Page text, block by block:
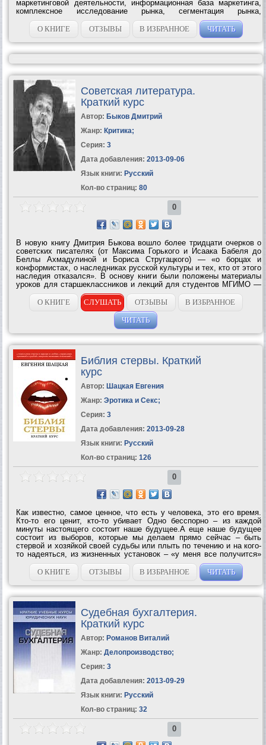
маркетинговой деятельности, информационная база маркетинга,
комплексное исследование рынка, сегментация рынка,
конкурентоспособность продукции, методы ценообразования,
формирование товарной политики и рыночной стратегии,
О КНИГЕ ОТЗЫВЫ В ИЗБРАННОЕ ЧИТАТЬ
Советская литература.
Краткий курс
Автор: Быков Дмитрий
Жанр: Критика;
Серия: 3
Дата добавления: 2013-09-06
Язык книги: Русский
Кол-во страниц: 80
0
В новую книгу Дмитрия Быкова вошло более тридцати очерков о
советских писателях (от Максима Горького и Исаака Бабеля до
Беллы Ахмадулиной и Бориса Стругацкого) — «о борцах и
конформистах, о наследниках русской культуры и тех, кто от этого
наследия отказался». В основу книги были положены материалы
уроков для старшеклассников и лекций для студентов МГИМО —
помимо интенсивной писательской и журналистской работы
Д. Быков ведет и...
О КНИГЕ СЛУШАТЬ ОТЗЫВЫ
В ИЗБРАННОЕ
ЧИТАТЬ
Библия стервы. Краткий
курс
Автор: Шацкая Евгения
Жанр: Эротика и Секс;
Серия: 3
Дата добавления: 2013-09-28
Язык книги: Русский
Кол-во страниц: 126
0
Как известно, самое ценное, что есть у человека, это его время.
Кто-то его ценит, кто-то убивает Одно бесспорно – из каждой
минуты настоящего состоит наше будущее.А еще наше будущее
состоит из выборов, которые мы делаем прямо сейчас – быть
стервой и хозяйкой своей судьбы или плыть по течению и на кого-
то надеяться, из жизненных установок – «у меня все получится»
или «я неудачница», из конкретных движений к своим мечтам и
целям.Вокруг...
О КНИГЕ ОТЗЫВЫ В ИЗБРАННОЕ ЧИТАТЬ
Судебная бухгалтерия.
Краткий курс
Автор: Романов Виталий
Жанр: Делопроизводство;
Серия: 3
Дата добавления: 2013-09-29
Язык книги: Русский
Кол-во страниц: 32
0